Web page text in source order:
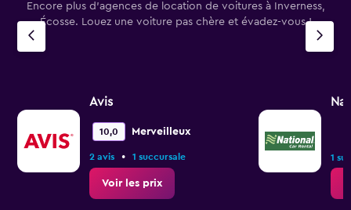
Encore plus d’agences de location de voitures à Inverness,
Écosse. Louez une voiture pas chère et évadez-vous !
Avis
10,0 Merveilleux
2 avis • 1 succursale
Voir les prix
1